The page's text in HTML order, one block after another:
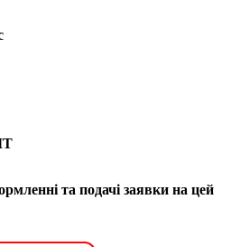
та подачі заявки на цей